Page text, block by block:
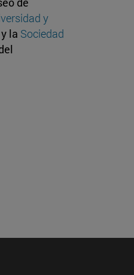
y
la Sociedad